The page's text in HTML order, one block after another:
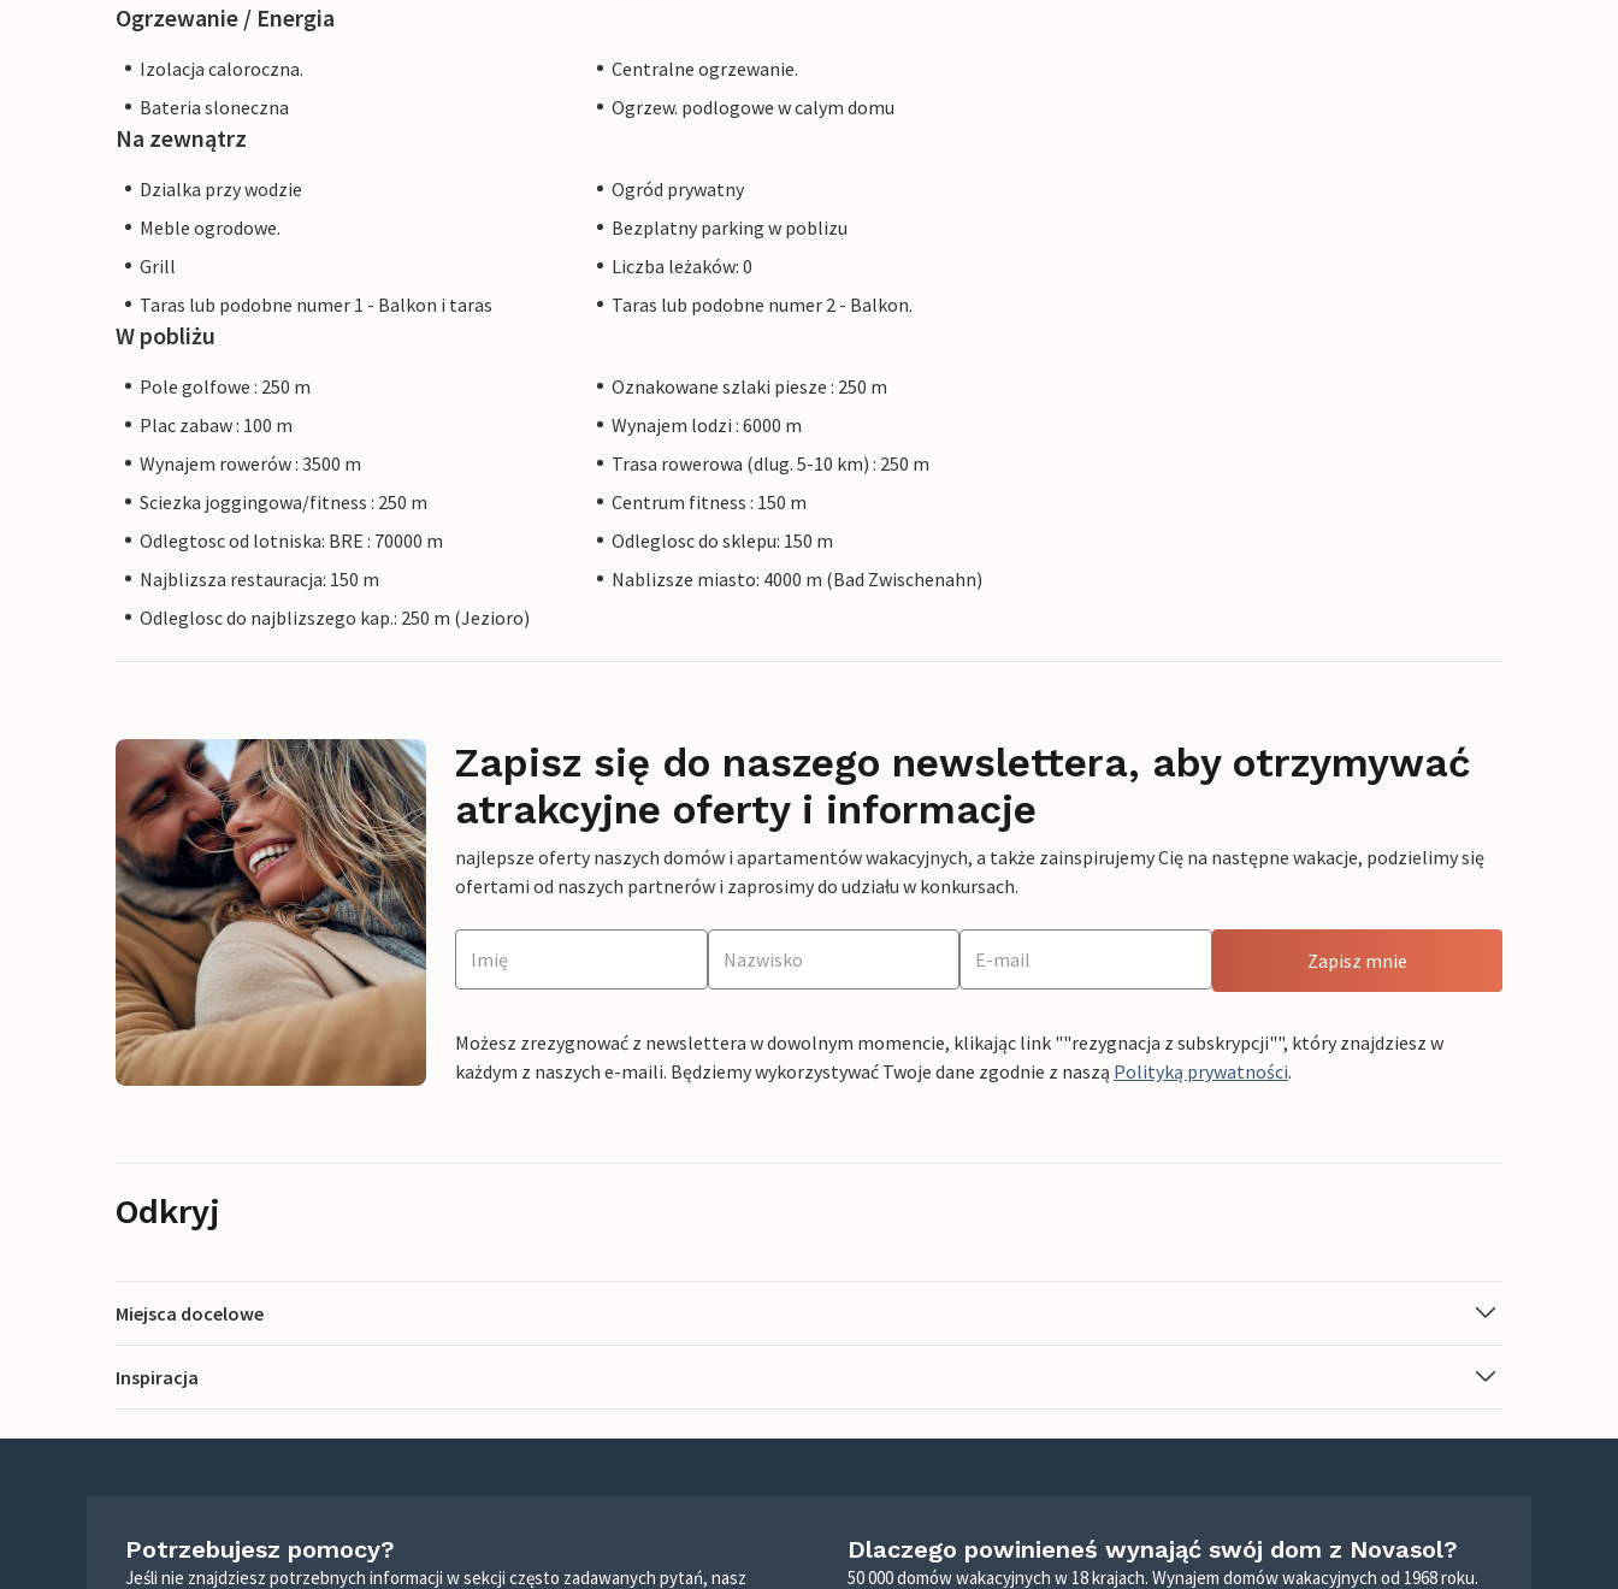
Ogrzewanie / Energia
Izolacja caloroczna.
Centralne ogrzewanie.
Bateria sloneczna
Ogrzew. podlogowe w calym domu
Na zewnątrz
Dzialka przy wodzie
Ogród prywatny
Meble ogrodowe.
Bezplatny parking w poblizu
Grill
Liczba leżaków: 0
Taras lub podobne numer 1 - Balkon i taras
Taras lub podobne numer 2 - Balkon.
W pobliżu
Pole golfowe : 250 m
Oznakowane szlaki piesze : 250 m
Plac zabaw : 100 m
Wynajem lodzi : 6000 m
Wynajem rowerów : 3500 m
Trasa rowerowa (dlug. 5-10 km) : 250 m
Sciezka joggingowa/fitness : 250 m
Centrum fitness : 150 m
Odlegtosc od lotniska: BRE : 70000 m
Odleglosc do sklepu: 150 m
Najblizsza restauracja: 150 m
Nablizsze miasto: 4000 m (Bad Zwischenahn)
Odleglosc do najblizszego kap.: 250 m (Jezioro)
Zapisz się do naszego newslettera, aby otrzymywać
atrakcyjne oferty i informacje
najlepsze oferty naszych domów i apartamentów wakacyjnych, a także zainspirujemy Cię na następne wakacje, podzielimy się
ofertami od naszych partnerów i zaprosimy do udziału w konkursach.
Zapisz mnie
Możesz zrezygnować z newslettera w dowolnym momencie, klikając link ""rezygnacja z subskrypcji"", który znajdziesz w
każdym z naszych e-maili. Będziemy wykorzystywać Twoje dane zgodnie z naszą Polityką prywatności.
Odkryj
Miejsca docelowe
Inspiracja
Potrzebujesz pomocy?
Jeśli nie znajdziesz potrzebnych informacji w sekcji często zadawanych pytań, nasz
Dlaczego powinieneś wynająć swój dom z Novasol?
50 000 domów wakacyjnych w 18 krajach. Wynajem domów wakacyjnych od 1968 roku.